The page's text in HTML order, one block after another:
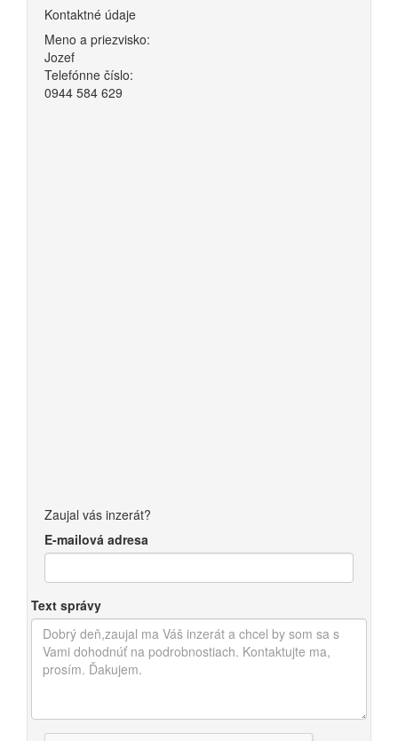
Kontaktné údaje
Meno a priezvisko:
Jozef
Telefónne číslo:
0944 584 629
Zaujal vás inzerát?
E-mailová adresa
Text správy